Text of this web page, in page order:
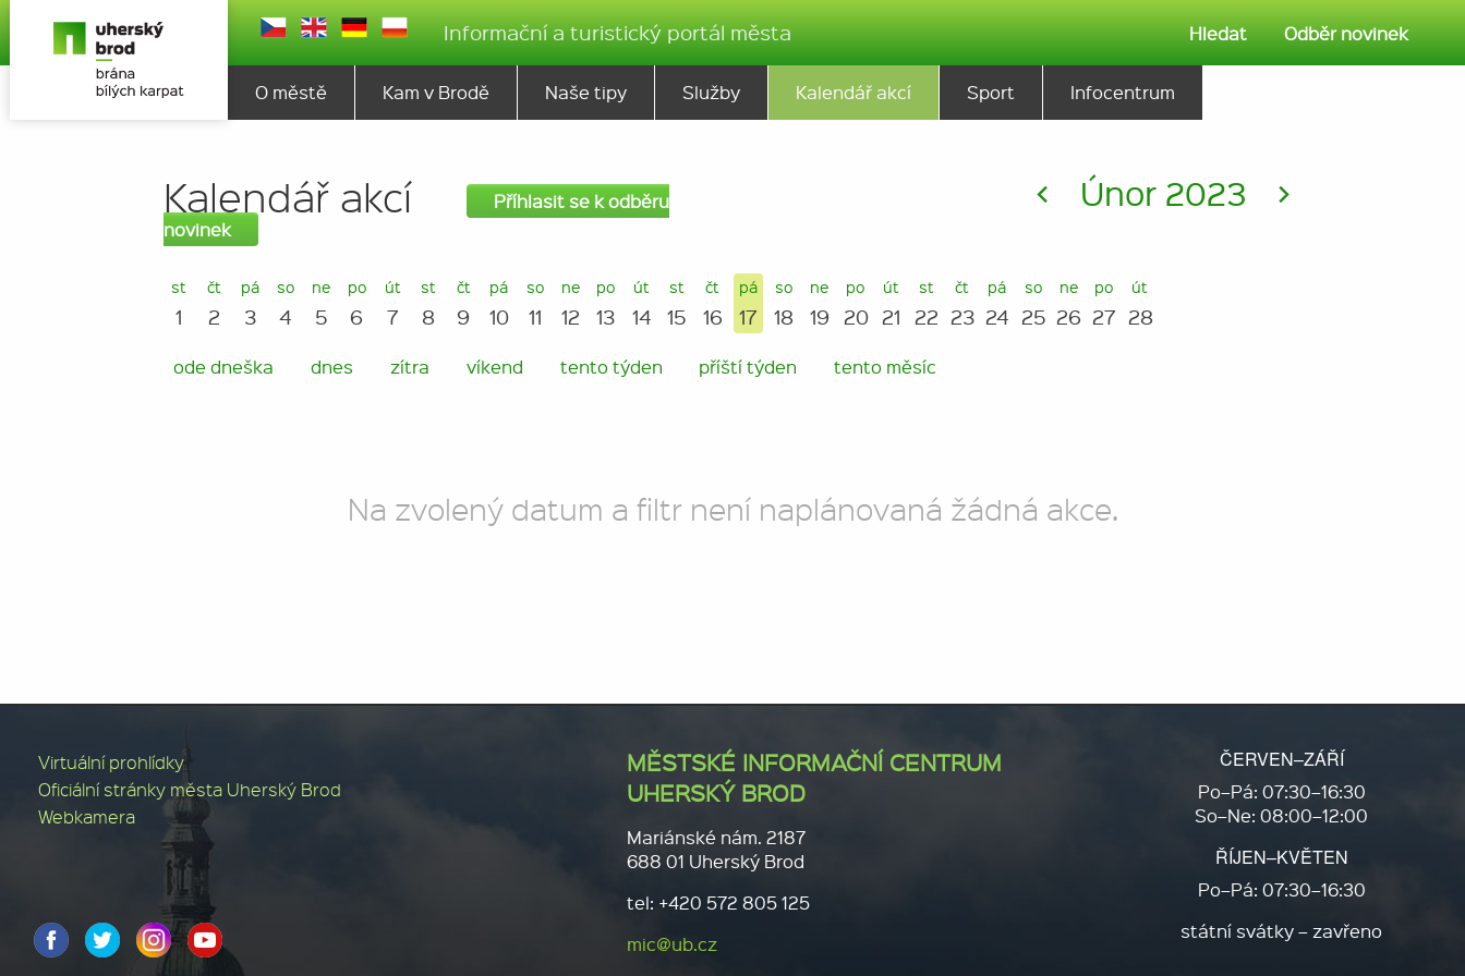
Informační a turistický portál města Hledat Odběr novinek
O městě Kam v Brodě Naše tipy Služby Kalendář akcí Sport Infocentrum
Kalendář akcí
Příhlasit se k odběru
novinek
< Únor 2023 >
st
1
čt
2
pá
3
so
4
ne
5
po
6
út
7
st
8
čt
9
pá
10
so
11
ne
12
po
13
út
14
st
15
čt
16
pá
17
so
18
ne
19
po
20
út
21
st
22
čt
23
pá
24
so
25
ne
26
po
27
út
28
ode dneška dnes zítra víkend tento týden příští týden tento měsíc
Na zvolený datum a filtr není naplánovaná žádná akce.
Virtuální prohlídky
Oficiální stránky města Uherský Brod
Webkamera
MĚSTSKÉ INFORMAČNÍ CENTRUM
UHERSKÝ BROD
Mariánské nám. 2187
688 01 Uherský Brod
tel: +420 572 805 125
mic@ub.cz
ČERVEN–ZÁŘÍ
Po–Pá: 07:30–16:30
So–Ne: 08:00–12:00
ŘÍJEN–KVĚTEN
Po–Pá: 07:30–16:30
státní svátky – zavřeno